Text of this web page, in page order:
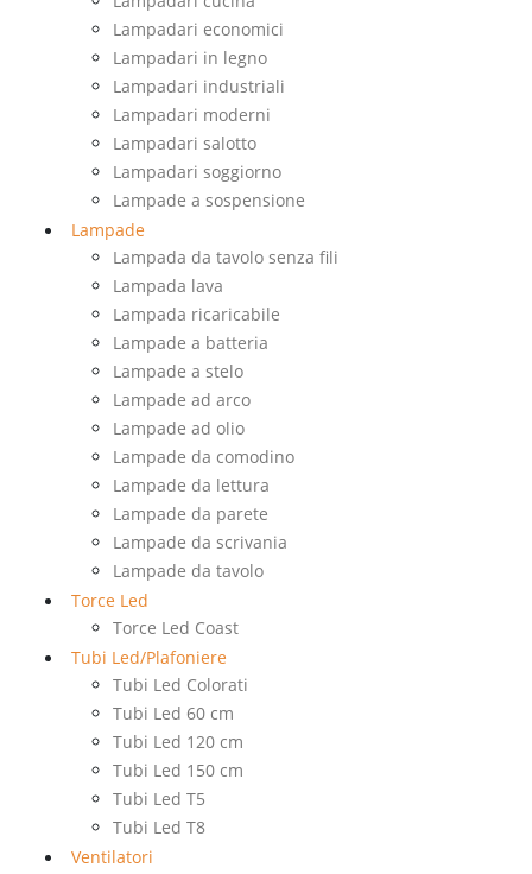
Lampadari economici
Lampadari in legno
Lampadari industriali
Lampadari moderni
Lampadari salotto
Lampadari soggiorno
Lampade a sospensione
Lampade
Lampada da tavolo senza fili
Lampada lava
Lampada ricaricabile
Lampade a batteria
Lampade a stelo
Lampade ad arco
Lampade ad olio
Lampade da comodino
Lampade da lettura
Lampade da parete
Lampade da scrivania
Lampade da tavolo
Torce Led
Torce Led Coast
Tubi Led/Plafoniere
Tubi Led Colorati
Tubi Led 60 cm
Tubi Led 120 cm
Tubi Led 150 cm
Tubi Led T5
Tubi Led T8
Ventilatori